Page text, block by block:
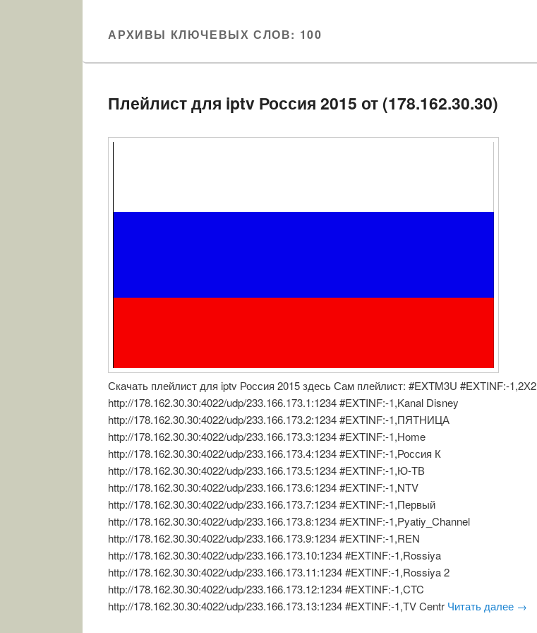
АРХИВЫ КЛЮЧЕВЫХ СЛОВ: 100
Плейлист для iptv Россия 2015 от (178.162.30.30)
Скачать плейлист для iptv Россия 2015 здесь Сам плейлист: #EXTM3U #EXTINF:-1,2Х2
http://178.162.30.30:4022/udp/233.166.173.1:1234 #EXTINF:-1,Kanal Disney
http://178.162.30.30:4022/udp/233.166.173.2:1234 #EXTINF:-1,ПЯТНИЦА
http://178.162.30.30:4022/udp/233.166.173.3:1234 #EXTINF:-1,Home
http://178.162.30.30:4022/udp/233.166.173.4:1234 #EXTINF:-1,Россия К
http://178.162.30.30:4022/udp/233.166.173.5:1234 #EXTINF:-1,Ю-ТВ
http://178.162.30.30:4022/udp/233.166.173.6:1234 #EXTINF:-1,NTV
http://178.162.30.30:4022/udp/233.166.173.7:1234 #EXTINF:-1,Первый
http://178.162.30.30:4022/udp/233.166.173.8:1234 #EXTINF:-1,Pyatiy_Channel
http://178.162.30.30:4022/udp/233.166.173.9:1234 #EXTINF:-1,REN
http://178.162.30.30:4022/udp/233.166.173.10:1234 #EXTINF:-1,Rossiya
http://178.162.30.30:4022/udp/233.166.173.11:1234 #EXTINF:-1,Rossiya 2
http://178.162.30.30:4022/udp/233.166.173.12:1234 #EXTINF:-1,CTC
http://178.162.30.30:4022/udp/233.166.173.13:1234 #EXTINF:-1,TV Centr Читать далее →